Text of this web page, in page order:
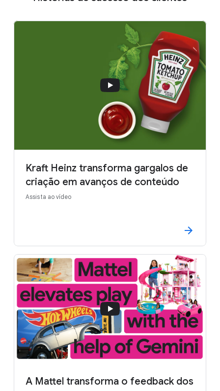
Kraft Heinz transforma gargalos de
criação em avanços de conteúdo
Assista ao vídeo
A Mattel transforma o feedback dos